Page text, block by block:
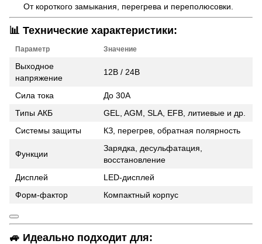
От короткого замыкания, перегрева и переполюсовки.
📊 Технические характеристики:
Параметр Значение
Выходное
напряжение
12В / 24В
Сила тока
До 30А
Типы АКБ
GEL, AGM, SLA, EFB, литиевые и др.
Системы защиты
КЗ, перегрев, обратная полярность
Функции
Зарядка, десульфатация,
восстановление
Дисплей
LED-дисплей
Форм-фактор
Компактный корпус
🚙 Идеально подходит для: